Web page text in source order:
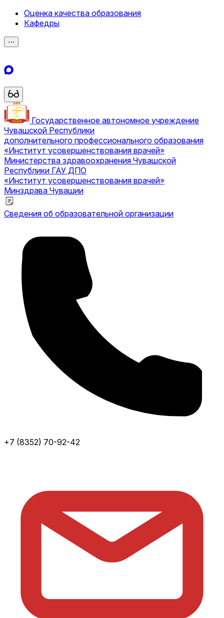
Оценка качества образования
Кафедры
⋯
Государственное автономное учреждение
Чувашской Республики
дополнительного профессионального образования
«Институт усовершенствования врачей»
Министерства здравоохранения Чувашской
Республики ГАУ ДПО
«Институт усовершенствования врачей»
Минздрава Чувашии
Сведения об образовательной организации
+7 (8352) 70-92-42